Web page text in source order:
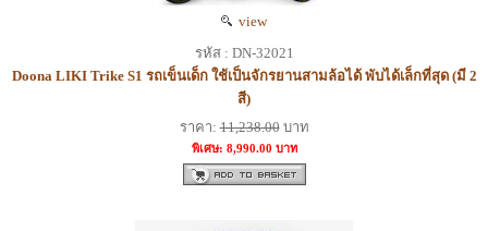
view
รหัส : DN-32021
Doona LIKI Trike S1 รถเข็นเด็ก ใช้เป็นจักรยานสามล้อได้ พับได้เล็กที่สุด (มี 2
สี)
ราคา:11,238.00บาท
พิเศษ: 8,990.00 บาท